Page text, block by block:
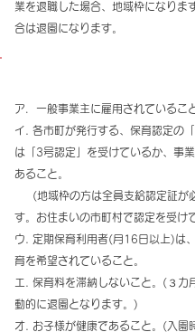
業を退職した場合、地域枠になりま
合は退園になります。
ア．一般事業主に雇用されているこ
イ. 各市町が発行する、保育認定の
は「3号認定」を受けているか、事
あること。
(地域枠の方は全員支給認定証が
す。お住まいの市町村で認定を受け
ウ. 定期保育利用者(月16日以上)は
育を希望されていること。
エ. 保育料を滞納しないこと。(３カ
動的に退園となります。) ​
オ. お子様が健康であること。(入園